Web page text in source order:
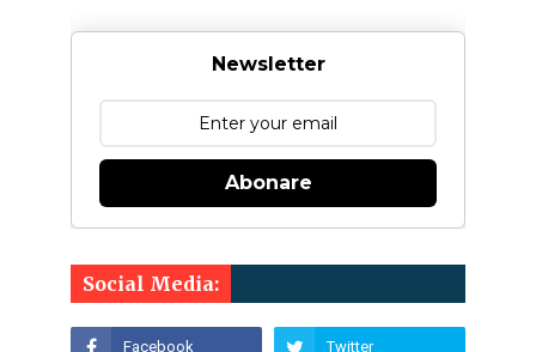
Newsletter
Abonare
Social Media: